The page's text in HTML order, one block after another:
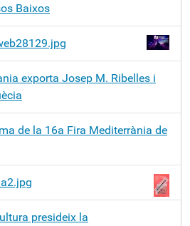
Baixos
exporta Josep M. Ribelles i
de la 16a Fira Mediterrània de
presideix la